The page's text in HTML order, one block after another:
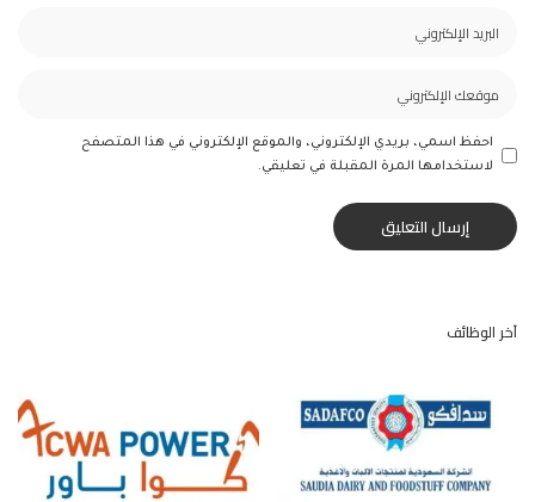
احفظ اسمي، بريدي الإلكتروني، والموقع الإلكتروني في هذا المتصفح
لاستخدامها المرة المقبلة في تعليقي.
آخر الوظائف